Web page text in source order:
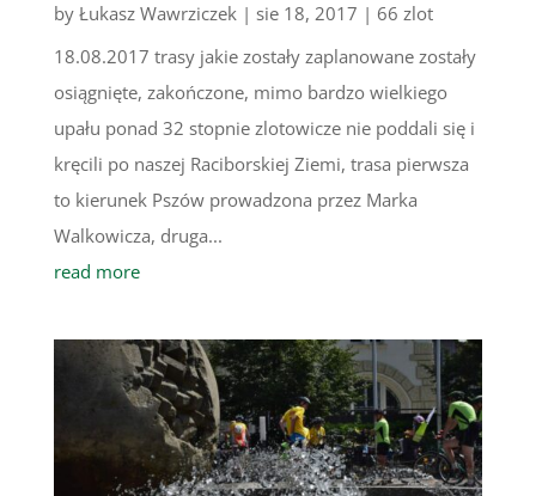
by Łukasz Wawrziczek| sie 18, 2017 | 66 zlot
18.08.2017 trasy jakie zostały zaplanowane zostały
osiągnięte, zakończone, mimo bardzo wielkiego
upału ponad 32 stopnie zlotowicze nie poddali się i
kręcili po naszej Raciborskiej Ziemi, trasa pierwsza
to kierunek Pszów prowadzona przez Marka
Walkowicza, druga...
read more